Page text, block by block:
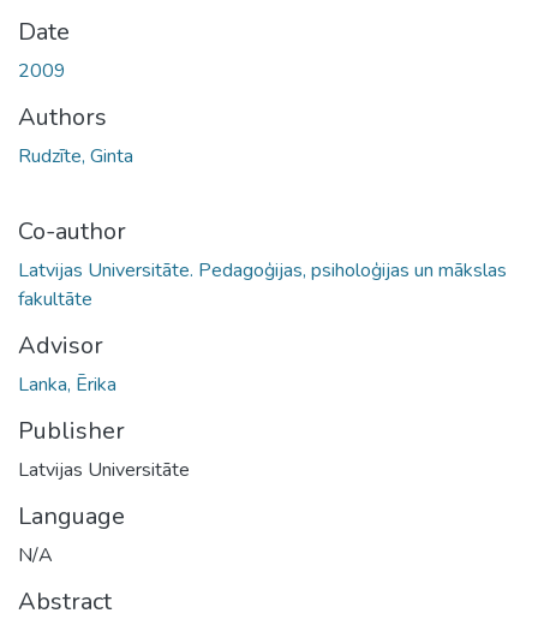
Date
2009
Authors
Rudzīte, Ginta
Co-author
Latvijas Universitāte. Pedagoģijas, psiholoģijas un mākslas
fakultāte
Advisor
Lanka, Ērika
Publisher
Latvijas Universitāte
Language
N/A
Abstract